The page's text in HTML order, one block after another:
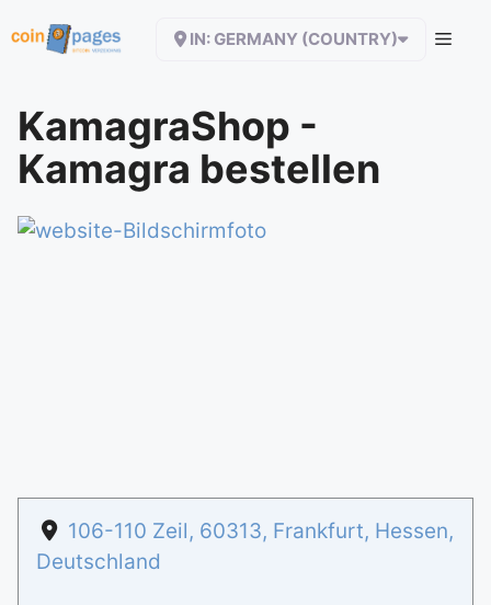
Inhalt
IN: GERMANY (COUNTRY)
KamagraShop -
Kamagra bestellen
106-110 Zeil, 60313, Frankfurt, Hessen,
Deutschland